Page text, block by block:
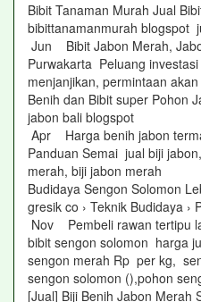
Bibit Tanaman Murah Jual
bibittanamanmurah blogspot
Jun Bibit Jabon Merah,
Purwakarta Peluang
menjanjikan, permintaan
Benih dan Bibit super Pohon
jabon bali blogspot
Apr Harga benih jabon
Panduan Semai jual biji
merah, biji jabon merah
Budidaya Sengon Solomon
gresik co › Teknik Budidaya ›
Nov Pembeli rawan tertipu
bibit sengon solomon harga
sengon merah Rp per kg,
sengon solomon (),pohon
[Jual] Biji Benih Jabon